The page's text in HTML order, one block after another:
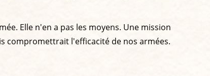
Elle n'en a pas les moyens. Une mission
compromettrait l'efficacité de nos armées.